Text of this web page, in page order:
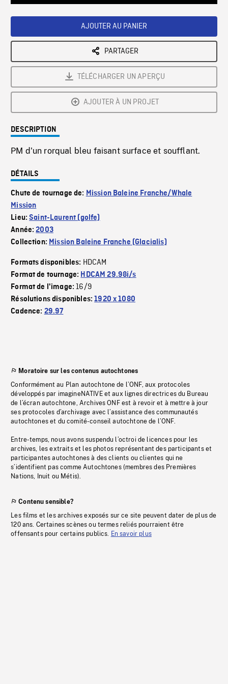
AJOUTER AU PANIER
PARTAGER
TÉLÉCHARGER UN APERÇU
AJOUTER À UN PROJET
DESCRIPTION
PM d'un rorqual bleu faisant surface et soufflant.
DÉTAILS
Chute de tournage de: Mission Baleine Franche/Whale
Mission
Lieu:Saint-Laurent (golfe)
Année:2003
Collection: Mission Baleine Franche (Glacialis)
Formats disponibles: HDCAM
Format de tournage: HDCAM 29.98i/s
Format de l'image:16/9
Résolutions disponibles:1920 x 1080
Cadence: 29.97
Moratoire sur les contenus autochtones
Conformément au Plan autochtone de l’ONF, aux protocoles
développés par imagineNATIVE et aux lignes directrices du Bureau
de l’écran autochtone, Archives ONF est à revoir et à mettre à jour
ses protocoles d’archivage avec l’assistance des communautés
autochtones et du comité-conseil autochtone de l’ONF.
Entre-temps, nous avons suspendu l’octroi de licences pour les
archives, les extraits et les photos représentant des participants et
participantes autochtones à des clients ou clientes qui ne
s’identifient pas comme Autochtones (membres des Premières
Nations, Inuit ou Métis).
Contenu sensible?
Les films et les archives exposés sur ce site peuvent dater de plus de
120 ans. Certaines scènes ou termes reliés pourraient être
offensants pour certains publics. En savoir plus